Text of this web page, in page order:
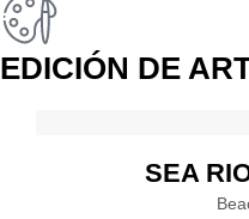
EDICIÓN DE
SEA